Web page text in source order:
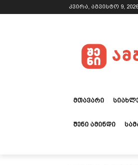
კვირა, აგვისტო 9, 2026
ᲛᲗᲐᲕᲐᲠᲘ
ᲨᲔᲜᲘ ᲐᲛᲘᲜᲓᲘ